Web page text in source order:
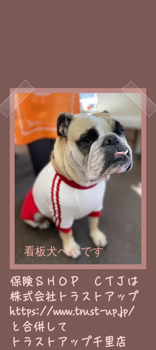
看板犬ベルです
​保険ＳＨＯＰ ＣＴＪは
株式会社トラストアップ
https://www.trust-up.jp/
と合併して
トラストアップ千里店